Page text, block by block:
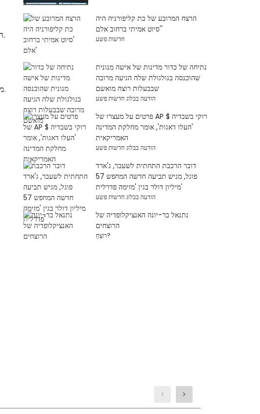
סוכנות הידיעות AP השבוע. אנליסטים גם לא הצליחו לחשוף שום טביעת אצבע מהקלטת שניתן להשוות עם אחרים.
משפחתה. הנתיחה לא ציינה ראיות סופיות לפציעה באזור איברי המין של קראוזה. היא לא לבשה תחתונים כשנמצאה.
הרצח המרובע של כת קליפורניה היה
'סיוט אמיתי ברחוב אלם'
חדשות פשע
נתיחה של כדור מדינות של אישה מנונית
שהוכנסה בגולגולת שלה הגיעה מרובה
שבבעלות רוצח מואשם
הודעה בבלוג חדשות פשע
פרטים על מעצרו של AP $ רוקי בשבדיה
'העלו דאגות', אומר מחלקת המדינה
האמריקאית
הודעה בבלוג חדשות פשע
דובר הרכבת התחתית לשעבר, ג'ארד
פוגל, מגיש תביעה חדשה המחפש 57
מיליון דולר בגין 'מזימה פדרלית'
הודעה בבלוג חדשות פשע
נתנאל בר-יונה האנציקלופדיה של
הרוצחים
רוֹצֵחַ?